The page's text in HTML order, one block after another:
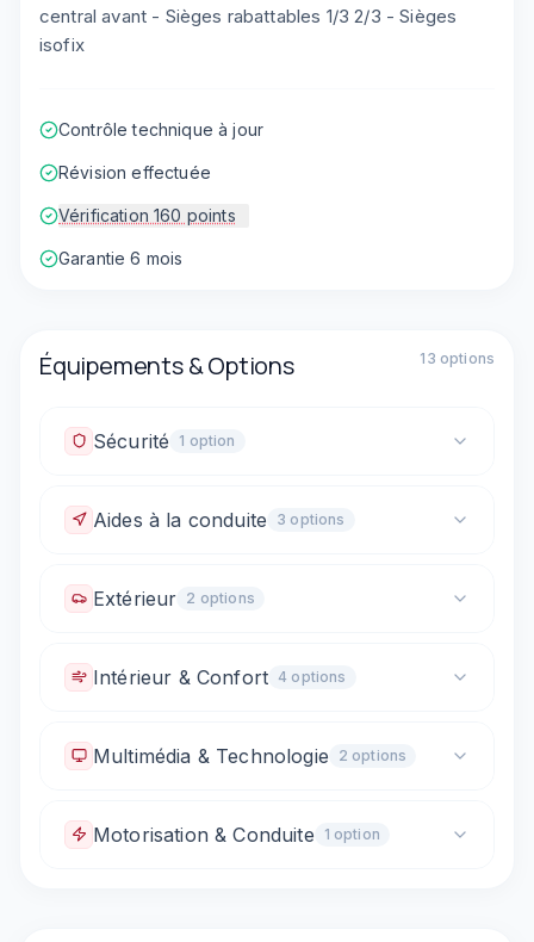
central avant - Sièges rabattables 1/3 2/3 - Sièges
isofix
Contrôle technique à jour
Révision effectuée
Vérification 160 points
Garantie 6 mois
Équipements & Options 13 options
Sécurité 1 option
Fixations ISOFIX
Aides à la conduite 3 options
Régulateur de vitesse
Alerte franchissement de ligne
Extérieur 2 options
Rétroviseurs électriques
Rétroviseurs rabattables électriques
Intérieur & Confort 4 options
Climatisation automatique
Commandes au volant
Multimédia & Technologie 2 options
Bluetooth
Motorisation & Conduite 1 option